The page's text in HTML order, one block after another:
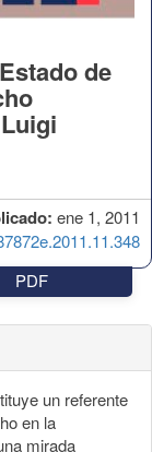
ene 1, 2011
de
PDF
un referente
en la
mirada